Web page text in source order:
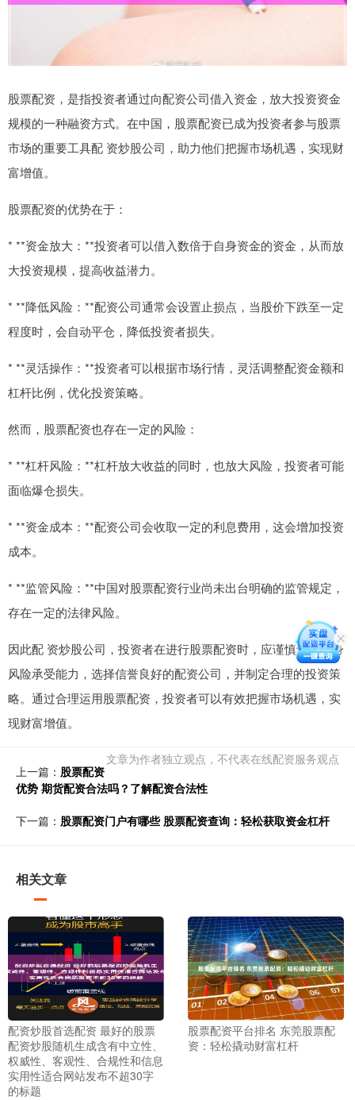
股票配资，是指投资者通过向配资公司借入资金，放大投资资金
规模的一种融资方式。在中国，股票配资已成为投资者参与股票
市场的重要工具配 资炒股公司，助力他们把握市场机遇，实现财
富增值。
股票配资的优势在于：
* **资金放大：**投资者可以借入数倍于自身资金的资金，从而放
大投资规模，提高收益潜力。
* **降低风险：**配资公司通常会设置止损点，当股价下跌至一定
程度时，会自动平仓，降低投资者损失。
* **灵活操作：**投资者可以根据市场行情，灵活调整配资金额和
杠杆比例，优化投资策略。
然而，股票配资也存在一定的风险：
* **杠杆风险：**杠杆放大收益的同时，也放大风险，投资者可能
面临爆仓损失。
* **资金成本：**配资公司会收取一定的利息费用，这会增加投资
成本。
* **监管风险：**中国对股票配资行业尚未出台明确的监管规定，
存在一定的法律风险。
因此配 资炒股公司，投资者在进行股票配资时，应谨慎评估自身
风险承受能力，选择信誉良好的配资公司，并制定合理的投资策
略。通过合理运用股票配资，投资者可以有效把握市场机遇，实
现财富增值。
文章为作者独立观点，不代表在线配资服务观点
上一篇： 股票配资
优势 期货配资合法吗？了解配资合法性
下一篇： 股票配资门户有哪些 股票配资查询：轻松获取资金杠杆
相关文章
配资炒股首选配资 最好的股票
配资炒股随机生成含有中立性、
权威性、客观性、合规性和信息
实用性适合网站发布不超30字
的标题
股票配资平台排名 东莞股票配
资：轻松撬动财富杠杆